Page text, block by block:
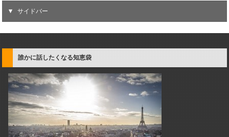
サイドバー
誰かに話したくなる知恵袋